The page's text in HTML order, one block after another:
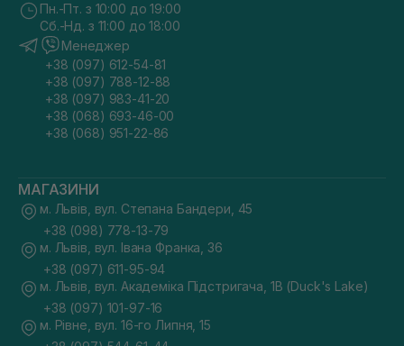
Пн.-Пт. з 10:00 до 19:00
Сб.-Нд. з 11:00 до 18:00
Менеджер
+38 (097) 612-54-81
+38 (097) 788-12-88
+38 (097) 983-41-20
+38 (068) 693-46-00
+38 (068) 951-22-86
МАГАЗИНИ
м. Львів, вул. Степана Бандери, 45
+38 (098) 778-13-79
м. Львів, вул. Івана Франка, 36
+38 (097) 611-95-94
м. Львів, вул. Академіка Підстригача, 1В (Duck's Lake)
+38 (097) 101-97-16
м. Рівне, вул. 16-го Липня, 15